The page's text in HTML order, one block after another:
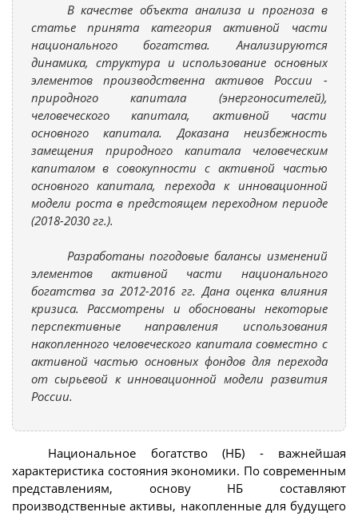
В качестве объекта анализа и прогноза в
статье принята категория активной части
национального богатства. Анализируются
динамика, структура и использование основных
элементов производственна активов России -
природного капитала (энергоносителей),
человеческого капитала, активной части
основного капитала. Доказана неизбежность
замещения природного капитала человеческим
капиталом в совокупности с активной частью
основного капитала, перехода к инновационной
модели роста в предстоящем переходном периоде
(2018-2030 гг.).
Разработаны погодовые балансы изменений
элементов активной части национального
богатства за 2012-2016 гг. Дана оценка влияния
кризиса. Рассмотрены и обоснованы некоторые
перспективные направления использования
накопленного человеческого капитала совместно с
активной частью основных фондов для перехода
от сырьевой к инновационной модели развития
России.
Национальное богатство (НБ) - важнейшая
характеристика состояния экономики. По современным
представлениям, основу НБ составляют
производственные активы, накопленные для будущего